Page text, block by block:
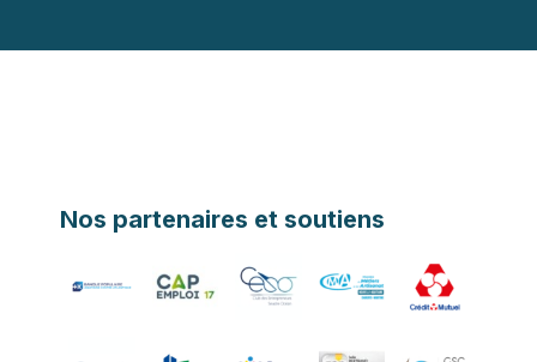
Nos partenaires et soutiens